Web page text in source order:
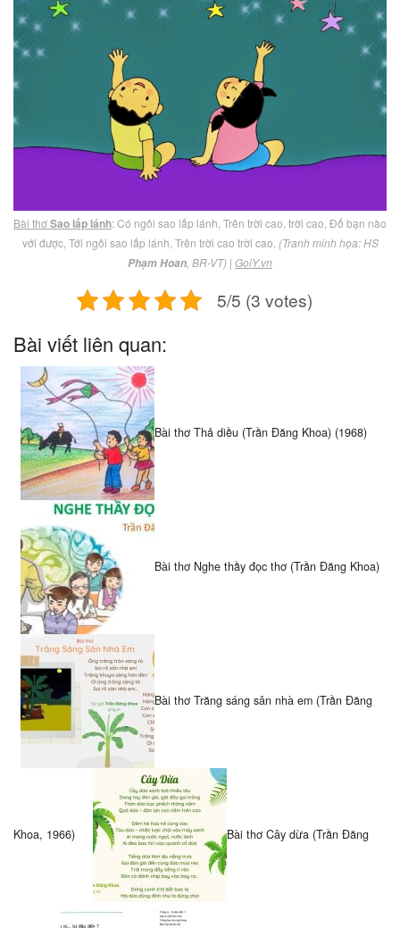
Bài thơSao lấp lánh: Có ngôi sao lấp lánh, Trên trời cao, trời cao, Đố bạn nào
với được, Tới ngôi sao lấp lánh, Trên trời cao trời cao. (Tranh minh họa: HS
Phạm Hoan , BR-VT) | GoiY.vn
5/5 (3 votes)
Bài viết liên quan:
Bài thơ Thả diều (Trần Đăng Khoa) (1968)
Bài thơ Nghe thầy đọc thơ (Trần Đăng Khoa)
Bài thơ Trăng sáng sân nhà em (Trần Đăng
Khoa, 1966) Bài thơ Cây dừa (Trần Đăng